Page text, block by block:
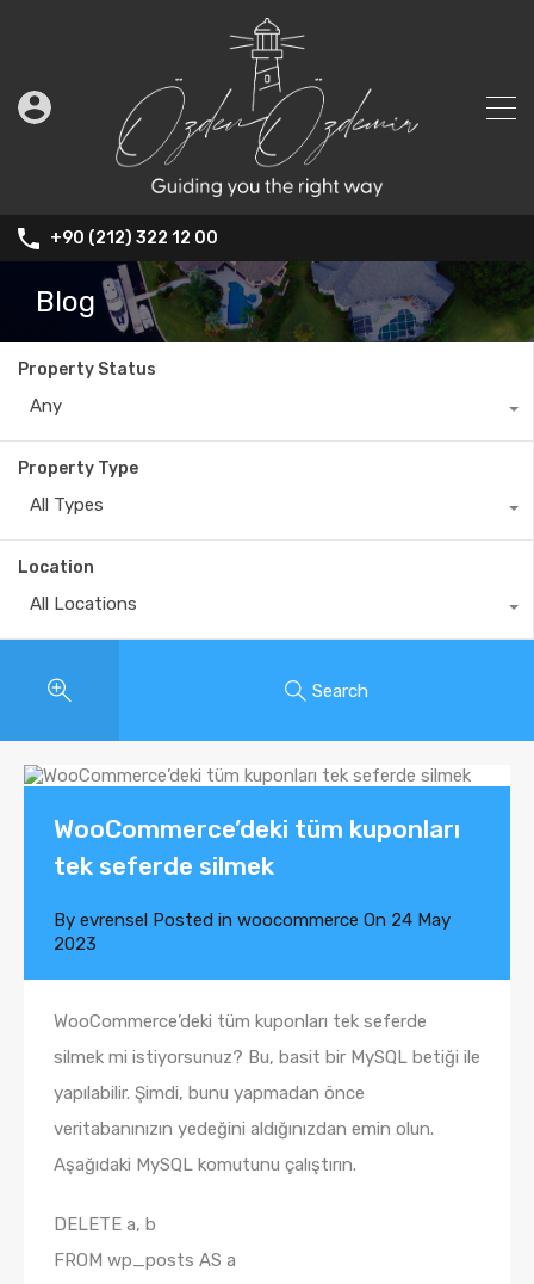
+90 (212) 322 12 00
Blog
Property Status
Any
Property Type
All Types
Location
All Locations
Search
WooCommerce’deki tüm kuponları
tek seferde silmek
By evrensel Posted in woocommerce On 24 May
2023
WooCommerce’deki tüm kuponları tek seferde
silmek mi istiyorsunuz? Bu, basit bir MySQL betiği ile
yapılabilir. Şimdi, bunu yapmadan önce
veritabanınızın yedeğini aldığınızdan emin olun.
Aşağıdaki MySQL komutunu çalıştırın.
DELETE a, b
FROM wp_posts AS a